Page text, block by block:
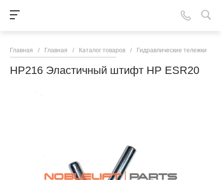
Главная / Главная / Каталог товаров / Гидравлические тележки
HP216 Эластичный штифт HP ESR20